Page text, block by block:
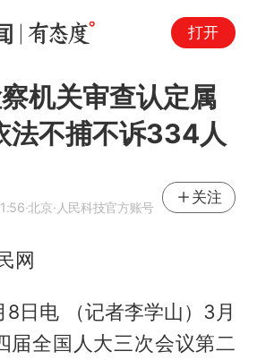
打开
机关审查认定属
法不捕不诉334人
·北京·人民科技官方账号
关注
网
8日电 （记者李学山）3月
届全国人大三次会议第二